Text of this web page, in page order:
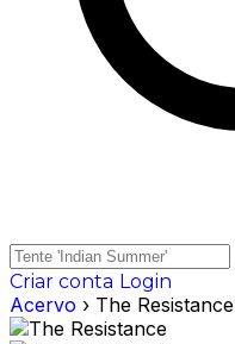
Criar conta Login
Acervo › The Resistance